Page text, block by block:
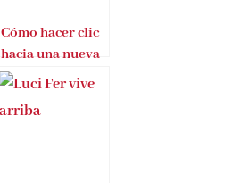
Cómo hacer clic
hacia una nueva
economía